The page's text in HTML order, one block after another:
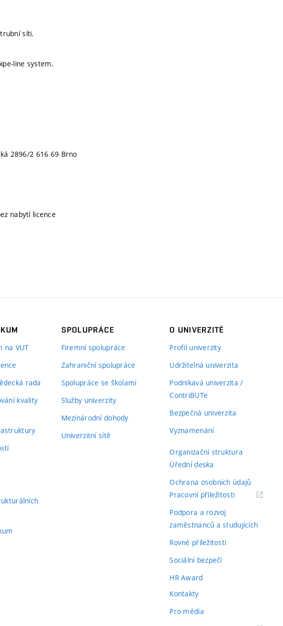
síti.
line system.
2896/2 616 69 Brno
nabytí licence
na VUT
rada
kvality
SPOLUPRÁCE
Firemní spolupráce
Zahraniční spolupráce
Spolupráce se školami
Služby univerzity
Mezinárodní dohody
Univerzitní sítě
O UNIVERZITĚ
Profil univerzity
Udržitelná univerzita
Podnikavá univerzita /
ContriBUTe
Bezpečná univerzita
Vyznamenání
Organizační struktura
Úřední deska
Ochrana osobních údajů
Pracovní příležitosti(externí
Podpora a rozvoj
zaměstnanců a studujících
Rovné příležitosti
Sociální bezpečí
HR Award
Kontakty
Pro média